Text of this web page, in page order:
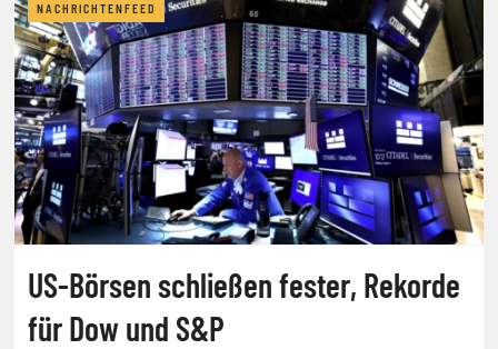
NACHRICHTENFEED
US-Börsen schließen fester, Rekorde
für Dow und S&P